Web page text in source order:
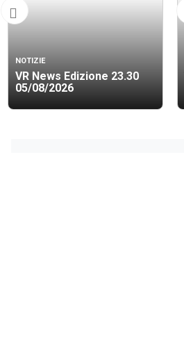
NOTIZIE
VR News Edizione 23.30
05/08/2026